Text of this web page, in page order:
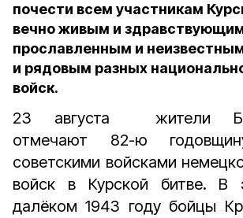
почести всем участникам
вечно живым и
прославленным и
и рядовым разных
войск.
23 августа жители
отмечают 82-ю
советскими войсками
войск в Курской битве. В
далёком 1943 году бойцы